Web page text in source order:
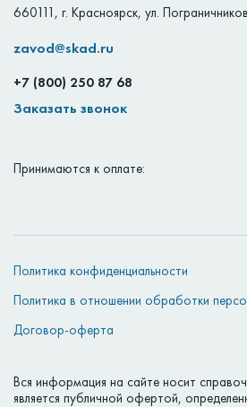
660111 , г. Красноярск, ул.
zavod@skad.ru
+7 (800) 250 87 68
Заказать звонок
Принимаются к оплате:
Политика конфиденциальности
Политика в отношении обработки
Договор-оферта
Вся информация на сайте носит
является публичной офертой,